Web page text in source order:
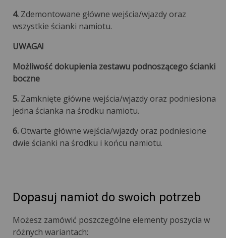
4. Zdemontowane główne wejścia/wjazdy oraz
wszystkie ścianki namiotu.
UWAGA!
Możliwość dokupienia zestawu podnoszącego ścianki
boczne
5. Zamknięte główne wejścia/wjazdy oraz podniesiona
jedna ścianka na środku namiotu.
6.Otwarte główne wejścia/wjazdy oraz podniesione
dwie ścianki na środku i końcu namiotu.
Dopasuj namiot do swoich potrzeb
Możesz zamówić poszczególne elementy poszycia w
różnych wariantach: